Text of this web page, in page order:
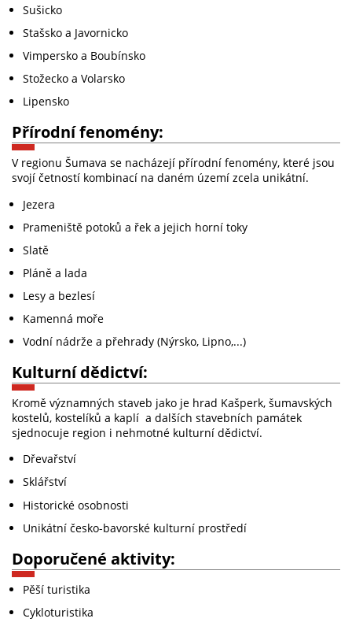
Sušicko
Stašsko a Javornicko
Vimpersko a Boubínsko
Stožecko a Volarsko
Lipensko
Přírodní fenomény:
V regionu Šumava se nacházejí přírodní fenomény, které jsou
svojí četností kombinací na daném území zcela unikátní.
Jezera
Prameniště potoků a řek a jejich horní toky
Slatě
Pláně a lada
Lesy a bezlesí
Kamenná moře
Vodní nádrže a přehrady (Nýrsko, Lipno,...)
Kulturní dědictví:
Kromě významných staveb jako je hrad Kašperk, šumavských
kostelů, kostelíků a kaplí a dalších stavebních památek
sjednocuje region i nehmotné kulturní dědictví.
Dřevařství
Sklářství
Historické osobnosti
Unikátní česko-bavorské kulturní prostředí
Doporučené aktivity:
Pěší turistika
Cykloturistika